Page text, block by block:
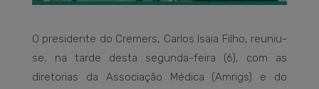
O presidente do Cremers, Carlos Isaia Filho, reuniu-
se, na tarde desta segunda-feira (6), com as
diretorias da Associação Médica (Amrigs) e do